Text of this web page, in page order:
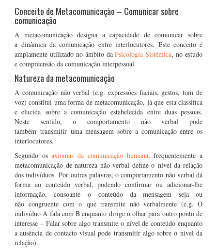
Conceito de Metacomunicação – Comunicar sobre
comunicação
A metacomunicação designa a capacidade de comunicar sobre
a dinâmica da comunicação entre interlocutores. Este conceito é
amplamente utilizado no âmbito daPsicologia Sistémica, no estudo
e compreensão da comunicação interpessoal.
Natureza da metacomunicação
A comunicação não verbal (e.g. expressões faciais, gestos, tom de
voz) constitui uma forma de metacomunicação, já que esta classifica
e elucida sobre a comunicação estabelecida entre duas pessoas.
Neste sentido, o comportamento não verbal pode
também transmitir uma mensagem sobre a comunicação entre os
interlocutores.
Segundo osaxiomas da comunicação humana, frequentemente a
metacomunicação de natureza não verbal define o nível da relação
dos indivíduos. Por outras palavras, o comportamento não verbal dá
forma ao conteúdo verbal, podendo confirmar ou adicionar-lhe
informação, consoante o conteúdo da mensagem seja ou
não congruente com o que transmite não verbalmente (e.g. O
indivíduo A fala com B enquanto dirige o olhar para outro ponto de
interesse – Falar sobre algo transmite o nível de conteúdo enquanto
a ausência de contacto visual pode transmitir algo sobre o nível da
relação).